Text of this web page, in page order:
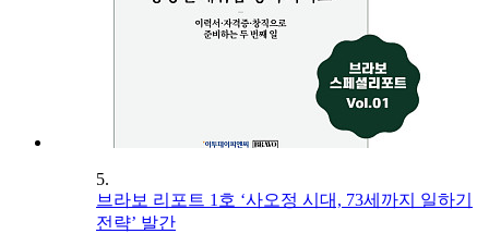
5.
브라보 리포트 1호 ‘사오정 시대, 73세까지 일하기
전략’ 발간